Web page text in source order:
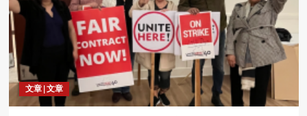
文章 | 文章